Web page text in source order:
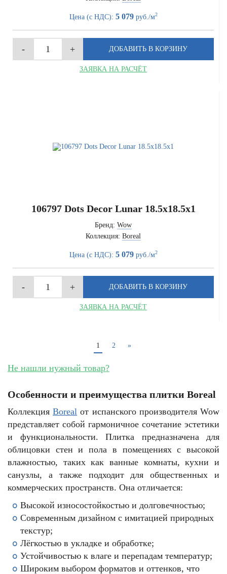
Цена (с НДС): 5 079руб./м2
ЗАЯВКА НА РАСЧЁТ
106797 Dots Decor Lunar 18.5x18.5x1
Бренд: Wow
Коллекция: Boreal
Цена (с НДС): 5 079руб./м2
ЗАЯВКА НА РАСЧЁТ
1 2 »
Не нашли нужный товар?
Особенности и преимущества плитки Boreal
КоллекцияBoreal от испанского производителя Wow
представляет собой гармоничное сочетание эстетики
и функциональности. Плитка предназначена для
облицовки стен и пола в помещениях с высокой
влажностью, таких как ванные комнаты, кухни и
санузлы, а также подходит для общественных и
коммерческих пространств. Она отличается:
Высокой износостойкостью и долговечностью;
Современным дизайном с имитацией природных
текстур;
Лёгкостью в укладке и обработке;
Устойчивостью к влаге и перепадам температур;
Широким выбором форматов и оттенков, что